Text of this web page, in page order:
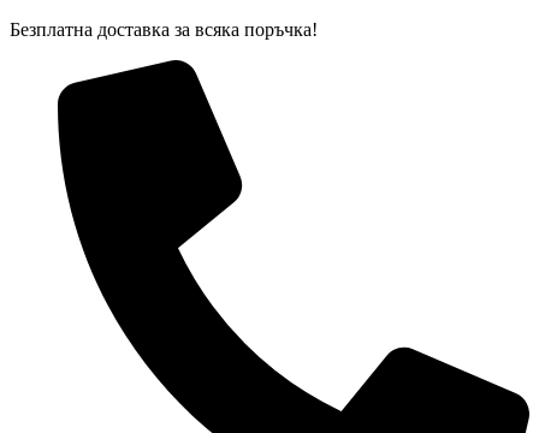
Skip
Безплатна доставка за всяка поръчка!